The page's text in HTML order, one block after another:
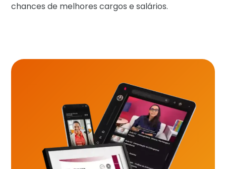
chances de melhores cargos e salários.